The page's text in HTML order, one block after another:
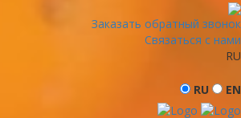
Заказать обратный звонок
Связаться с нами
RU
RU EN